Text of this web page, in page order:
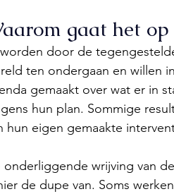
gaat het
door de
ten ondergaan en willen
gemaakt over wat er in
hun plan. Sommige
hun eigen gemaakte
onderliggende wrijving van
de dupe van. Soms